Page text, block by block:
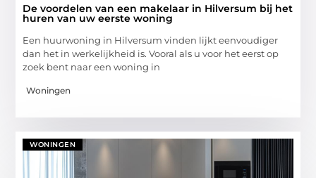
De voordelen van een makelaar in Hilversum bij het
huren van uw eerste woning
Een huurwoning in Hilversum vinden lijkt eenvoudiger
dan het in werkelijkheid is. Vooral als u voor het eerst op
zoek bent naar een woning in
Woningen
WONINGEN